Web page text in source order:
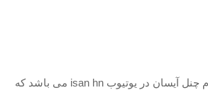
وی فعالیت زیادی در یوتیوب دارد و به عنوان یک یوتیوبر به شهرت رسیده است. نام چنل آیسان در یوتیوب isan hn می باشد که